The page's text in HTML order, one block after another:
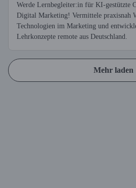
Werde Lernbegleiter:in für KI-gestützte
Digital Marketing! Vermittele praxisnah
Technologien im Marketing und
Lehrkonzepte remote aus Deutschland.
Mehr laden